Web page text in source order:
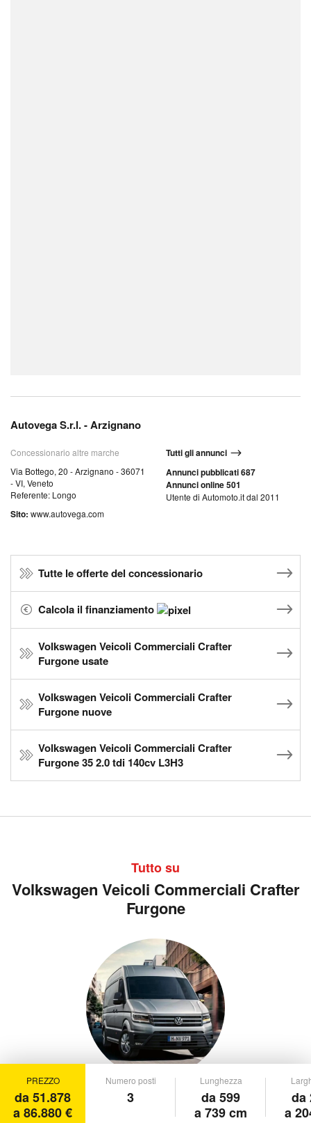
Autovega S.r.l. - Arzignano
Concessionario altre marche
Via Bottego, 20 - Arzignano - 36071
- VI, Veneto
Referente: Longo
Sito: www.autovega.com
Tutti gli annunci
Annunci pubblicati 687
Annunci online 501
Utente di Automoto.it dal 2011
Tutte le offerte del concessionario
Calcola il finanziamento
Volkswagen Veicoli Commerciali Crafter
Furgone usate
Volkswagen Veicoli Commerciali Crafter
Furgone nuove
Volkswagen Veicoli Commerciali Crafter
Furgone 35 2.0 tdi 140cv L3H3
Tutto su
Volkswagen Veicoli Commerciali Crafter
Furgone
PREZZO
da 51.878
a 86.880 €
Numero posti
3
Lunghezza
da 599
a 739 cm
da
a